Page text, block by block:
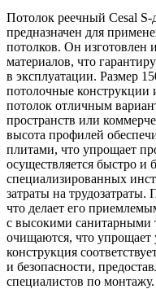
Потолок реечный Cesal
предназначен для
потолков. Он изготовлен
материалов, что
в эксплуатации. Размер
потолочные конструкции
потолок отличным
пространств или
высота профилей
плитами, что упрощает
осуществляется быстро и
специализированных
затраты на
что делает его
с высокими санитарными
очищаются, что упрощает
конструкция
и безопасности,
специалистов по монтажу.